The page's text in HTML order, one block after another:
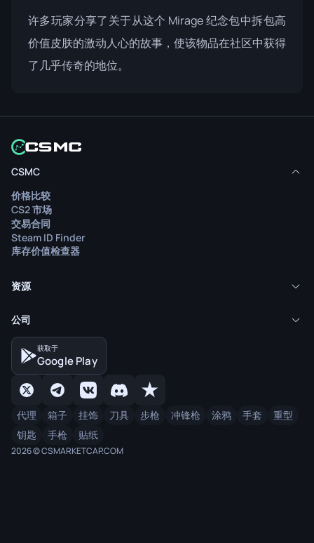
许多玩家分享了关于从这个 Mirage 纪念包中拆包高
价值皮肤的激动人心的故事，使该物品在社区中获得
了几乎传奇的地位。
CSMC
价格比较
CS2 市场
交易合同
Steam ID Finder
库存价值检查器
资源
公司
获取于
Google Play
代理 箱子 挂饰 刀具 步枪 冲锋枪 涂鸦 手套
重型
钥匙
手枪 贴纸
2026 © CSMARKETCAP.COM